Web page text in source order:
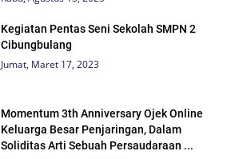
Kegiatan Pentas Seni Sekolah SMPN 2
Cibungbulang
Jumat, Maret 17, 2023
Momentum 3th Anniversary Ojek Online
Keluarga Besar Penjaringan, Dalam
Soliditas Arti Sebuah Persaudaraan ...